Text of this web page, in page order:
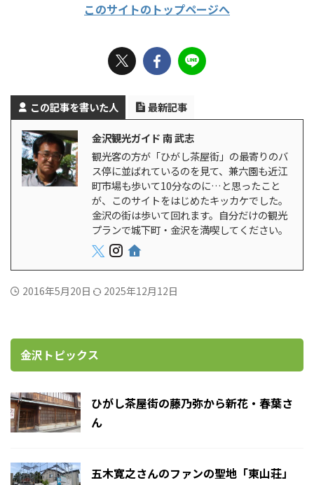
このサイトのトップページへ
この記事を書いた人 最新記事
金沢観光ガイド 南 武志
観光客の方が「ひがし茶屋街」の最寄りのバ
ス停に並ばれているのを見て、兼六園も近江
町市場も歩いて10分なのに…と思ったこと
が、このサイトをはじめたキッカケでした。
金沢の街は歩いて回れます。自分だけの観光
プランで城下町・金沢を満喫してください。
2016年5月20日 2025年12月12日
金沢トピックス
ひがし茶屋街の藤乃弥から新花・春葉さ
ん
五木寛之さんのファンの聖地「東山荘」